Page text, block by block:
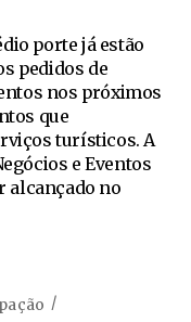
porte já estão
pedidos de
nos próximos
que
turísticos. A
e Eventos
alcançado no